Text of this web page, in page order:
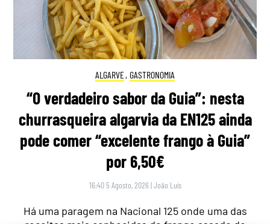
ALGARVE, GASTRONOMIA
“O verdadeiro sabor da Guia”: nesta
churrasqueira algarvia da EN125 ainda
pode comer “excelente frango à Guia”
por 6,50€
16:40 5 Agosto, 2026 |João Luís
Há uma paragem na Nacional 125 onde uma das